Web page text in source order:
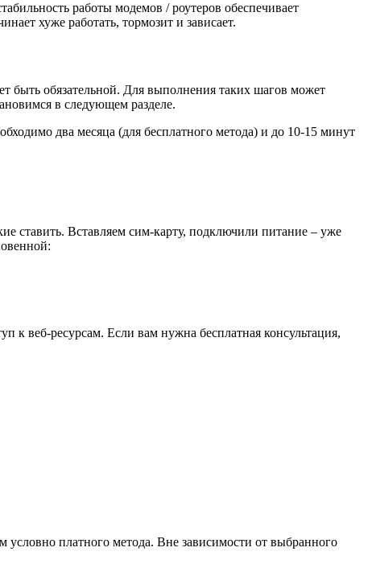
работы модемов / роутеров обеспечивает
хуже работать, тормозит и зависает.
быть обязательной. Для выполнения таких шагов может
в следующем разделе.
два месяца (для бесплатного метода) и до 10-15 минут
ставить. Вставляем сим-карту, подключили питание – уже
к веб-ресурсам. Если вам нужна бесплатная консультация,
условно платного метода. Вне зависимости от выбранного